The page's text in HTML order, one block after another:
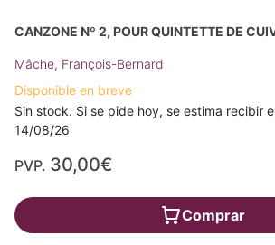
CANZONE Nº 2, POUR QUINTETTE DE
Mâche, François-Bernard
Disponible en breve
Sin stock. Si se pide hoy, se estima recibir
14/08/26
PVP. 30,00€
Comprar